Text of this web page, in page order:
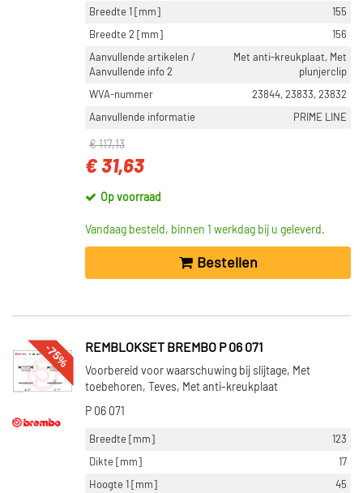
Breedte 1 [mm]
155
Breedte 2 [mm]
156
Aanvullende artikelen /
Aanvullende info 2
Met anti-kreukplaat, Met
plunjerclip
WVA-nummer
23844, 23833, 23832
Aanvullende informatie
PRIME LINE
€ 117,13
€ 31,63
Op voorraad
Vandaag besteld, binnen 1 werkdag bij u geleverd.
Bestellen
-75% REMBLOKSET BREMBO P 06 071
Voorbereid voor waarschuwing bij slijtage, Met
toebehoren, Teves, Met anti-kreukplaat
P 06 071
Breedte [mm]
123
Dikte [mm]
17
Hoogte 1 [mm]
45